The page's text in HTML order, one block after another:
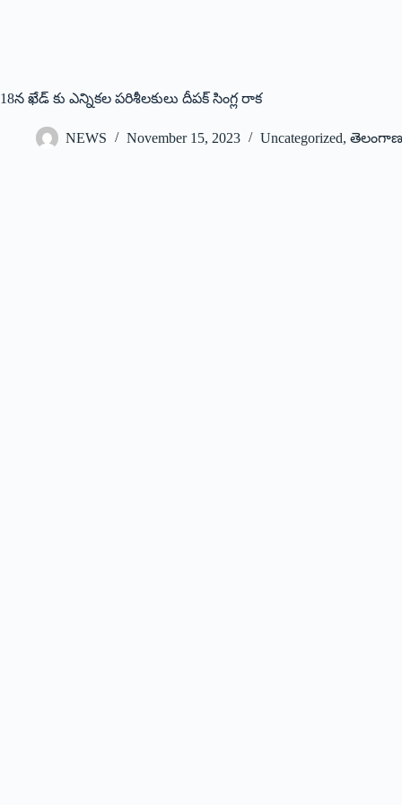
18న ఖేడ్ కు ఎన్నికల పరిశీలకులు దీపక్ సింగ్ల రాక
NEWS November 15, 2023 Uncategorized, తెలంగాణ